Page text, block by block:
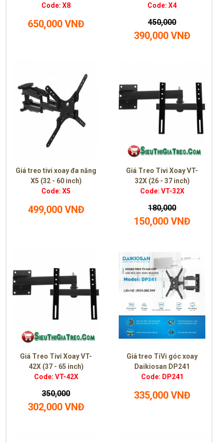
Code: X8
650,000 VNĐ
Code: X4
450,000
390,000 VNĐ
Giá treo tivi xoay đa năng
X5 (32 - 60 inch)
Code: X5
499,000 VNĐ
Giá Treo Tivi Xoay VT-
32X (26 - 37 inch)
Code: VT-32X
180,000
150,000 VNĐ
Giá Treo Tivi Xoay VT-
42X (37 - 65 inch)
Code: VT-42X
350,000
302,000 VNĐ
Giá treo TiVi góc xoay
Daikiosan DP241
Code: DP241
335,000 VNĐ